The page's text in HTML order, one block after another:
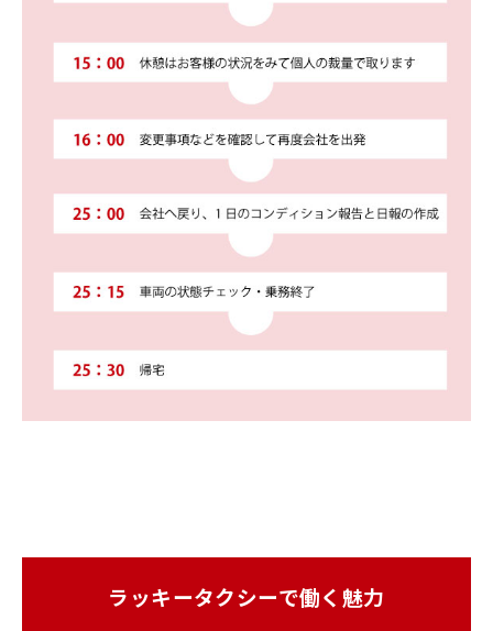
ラッキータクシーで働く魅力